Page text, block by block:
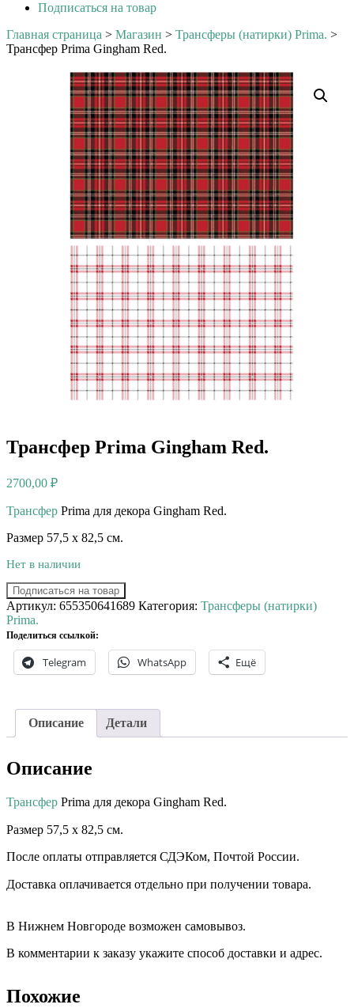
Подписаться на товар
Главная страница > Магазин > Трансферы (натирки) Prima. >
Трансфер Prima Gingham Red.
Трансфер Prima Gingham Red.
2700,00 ₽
Трансфер Prima для декора Gingham Red.
Размер 57,5 х 82,5 см.
Нет в наличии
Подписаться на товар
Артикул: 655350641689 Категория: Трансферы (натирки)
Prima.
Поделиться ссылкой:
Telegram WhatsApp Ещё
Описание Детали
Описание
Трансфер Prima для декора Gingham Red.
Размер 57,5 х 82,5 см.⠀ ⠀⠀
После оплаты отправляется СДЭКом, Почтой России.
Доставка оплачивается отдельно при получении товара. ⠀⠀
В Нижнем Новгороде возможен самовывоз.
В комментарии к заказу укажите способ доставки и адрес.
Похожие